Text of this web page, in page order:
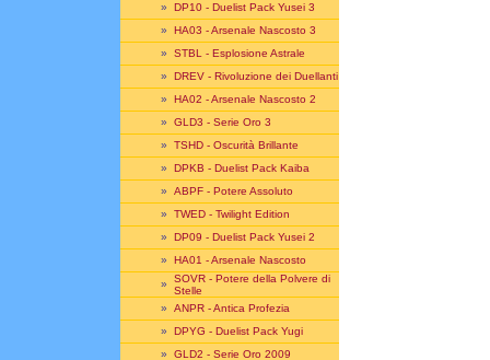
» DP10 - Duelist Pack Yusei 3
» HA03 - Arsenale Nascosto 3
» STBL - Esplosione Astrale
» DREV - Rivoluzione dei Duellanti
» HA02 - Arsenale Nascosto 2
» GLD3 - Serie Oro 3
» TSHD - Oscurità Brillante
» DPKB - Duelist Pack Kaiba
» ABPF - Potere Assoluto
» TWED - Twilight Edition
» DP09 - Duelist Pack Yusei 2
» HA01 - Arsenale Nascosto
» SOVR - Potere della Polvere di
Stelle
» ANPR - Antica Profezia
» DPYG - Duelist Pack Yugi
» GLD2 - Serie Oro 2009